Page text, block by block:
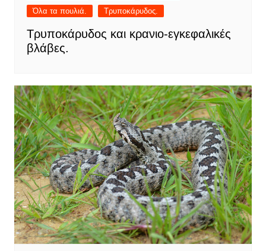
Όλα τα πουλιά.
Τρυποκάρυδος.
Τρυποκάρυδος και κρανιο-εγκεφαλικές
βλάβες.